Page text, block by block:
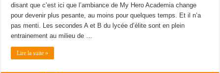
disant que c’est ici que l’ambiance de My Hero Academia change
pour devenir plus pesante, au moins pour quelques temps. Et il n’a
pas menti. Les secondes A et B du lycée d’élite sont en plein
entrainement au milieu de …
Lire la suite »